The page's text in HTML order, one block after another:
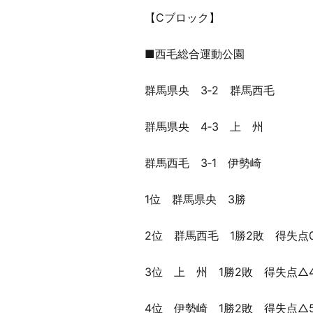
【Cブロック】
■西毛総合運動公園
群馬県央 3‐2 群馬西毛
群馬県央 4‐3 上 州
群馬西毛 3‐1 伊勢崎
1位 群馬県央 3勝
2位 群馬西毛 1勝2敗 得失点
3位 上 州 1勝2敗 得失点
4位 伊勢崎 1勝2敗 得失点